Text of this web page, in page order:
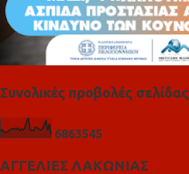
Συνολικές προβολές σελίδας
6863545
ΑΓΓΕΛΙΕΣ ΛΑΚΩΝΙΑΣ